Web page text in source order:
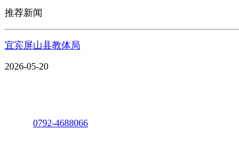
推荐新闻
宜宾屏山县教体局
2026-05-20
0792-4688066